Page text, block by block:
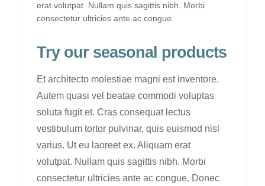
erat volutpat. Nullam quis sagittis nibh. Morbi
consectetur ultricies ante ac congue.
Try our seasonal products
Et architecto molestiae magni est inventore.
Autem quasi vel beatae commodi voluptas
soluta fugit et. Cras consequat lectus
vestibulum tortor pulvinar, quis euismod nisl
varius. Ut eu laoreet ex. Aliquam erat
volutpat. Nullam quis sagittis nibh. Morbi
consectetur ultricies ante ac congue. Donec